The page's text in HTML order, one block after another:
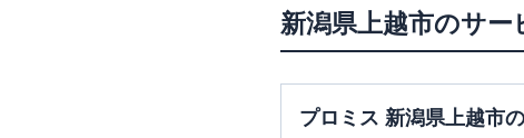
新潟県上越市のサー
プロミス 新潟県上越市